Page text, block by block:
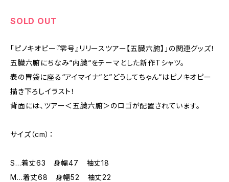
SOLD OUT
「ピノキオピー『零号』リリースツアー【五臓六腑】」の関連グッズ！
五臓六腑にちなみ“内臓“をテーマとした新作Tシャツ。
表の胃袋に座る“アイマイナ“と”どうしてちゃん“はピノキオピー
描き下ろしイラスト！
背面には、ツアー＜五臓六腑＞のロゴが配置されています。
サイズ（cm）：
S…着丈63 身幅47 袖丈18
M…着丈68 身幅52 袖丈22